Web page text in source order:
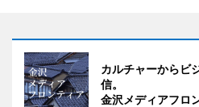
カルチャーからビ
信。
金沢メディアフロ